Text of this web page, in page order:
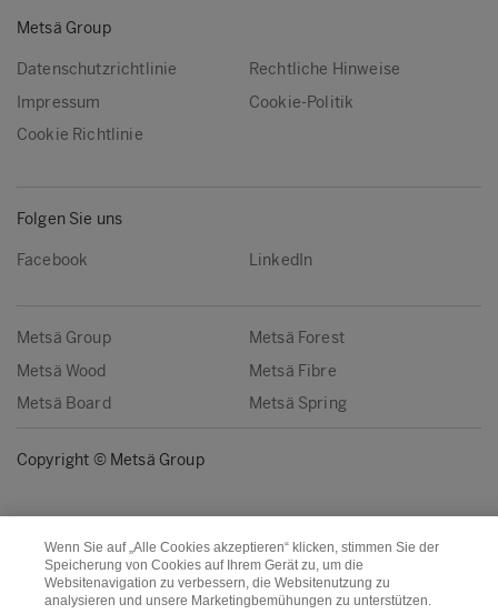
Metsä Group
Datenschutzrichtlinie
Rechtliche Hinweise
Impressum
Cookie-Politik
Cookie Richtlinie
Folgen Sie uns
Facebook LinkedIn
Metsä Group
Metsä Forest
Metsä Wood
Metsä Fibre
Metsä Board
Metsä Spring
Copyright © Metsä Group
Wenn Sie auf „Alle Cookies akzeptieren“ klicken, stimmen Sie der
Speicherung von Cookies auf Ihrem Gerät zu, um die
Websitenavigation zu verbessern, die Websitenutzung zu
analysieren und unsere Marketingbemühungen zu unterstützen.